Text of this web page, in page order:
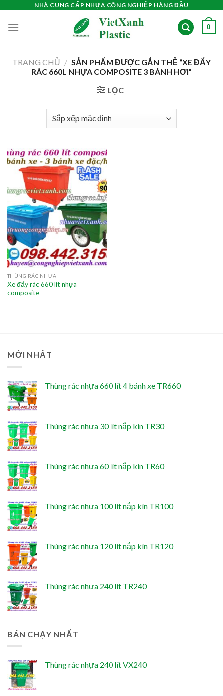
content
NHÀ CUNG CẤP NHỰA CÔNG NGHIỆP HÀNG ĐẦU
0
TRANG CHỦ / SẢN PHẨM ĐƯỢC GẮN THẺ “XE ĐẨY
RÁC 660L NHỰA COMPOSITE 3 BÁNH HƠI”
LỌC
THÙNG RÁC NHỰA
Xe đẩy rác 660 lít nhựa
composite
MỚI NHẤT
Thùng rác nhựa 660 lít 4 bánh xe TR660
Thùng rác nhựa 30 lít nắp kín TR30
Thùng rác nhựa 60 lít nắp kín TR60
Thùng rác nhựa 100 lít nắp kín TR100
Thùng rác nhựa 120 lít nắp kín TR120
Thùng rác nhựa 240 lít TR240
BÁN CHẠY NHẤT
Thùng rác nhựa 240 lít VX240